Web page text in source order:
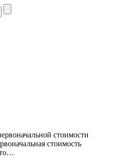
стоимости
стоимость